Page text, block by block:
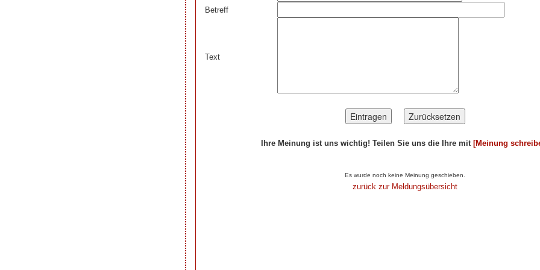
Betreff
Text
Ihre Meinung ist uns wichtig! Teilen Sie uns die Ihre mit [Meinung
Es wurde noch keine Meinung geschieben.
zurück zur Meldungsübersicht